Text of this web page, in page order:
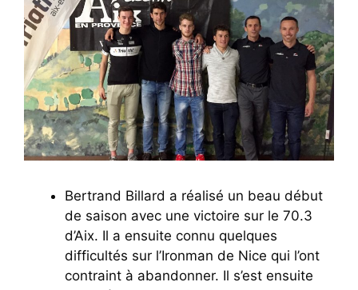
Bertrand Billard a réalisé un beau début
de saison avec une victoire sur le 70.3
d’Aix. Il a ensuite connu quelques
difficultés sur l’Ironman de Nice qui l’ont
contraint à abandonner. Il s’est ensuite